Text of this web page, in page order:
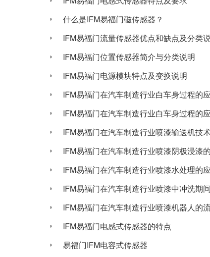
什么是IFM易福门磁传感器？
IFM易福门流量传感器优点和缺点及分类
IFM易福门位置传感器简介与分类说明
IFM易福门电源模块特点及变换说明
IFM易福门在汽车制造行业白车身过程的
IFM易福门在汽车制造行业白车身过程的
IFM易福门在汽车制造行业喷漆输送机技
IFM易福门在汽车制造行业喷漆阴极浸漆
IFM易福门在汽车制造行业喷漆水处理的
IFM易福门在汽车制造行业喷漆中冲洗期
IFM易福门在汽车制造行业喷漆机器人的
IFM易福门电感式传感器的特点
易福门IFM电容式传感器